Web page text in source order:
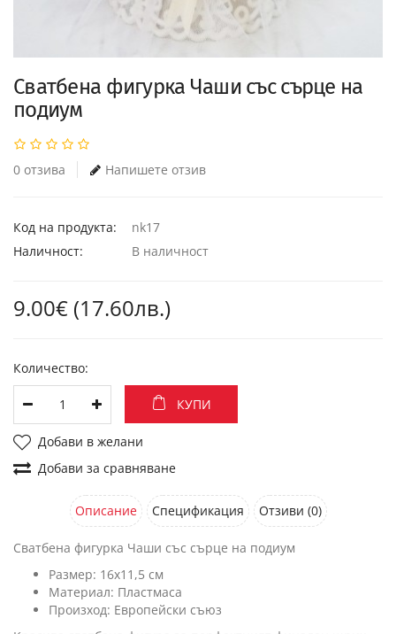
Сватбена фигурка Чаши със сърце на
подиум
0 отзива Напишете отзив
Код на продукта:
nk17
Наличност:
В наличност
9.00€ (17.60лв.)
Количество:
КУПИ
Добави в желани
Добави за сравняване
Описание Спецификация Отзиви (0)
Сватбена фигурка Чаши със сърце на подиум
Размер: 16х11,5 см
Материал: Пластмаса
Произход: Европейски съюз